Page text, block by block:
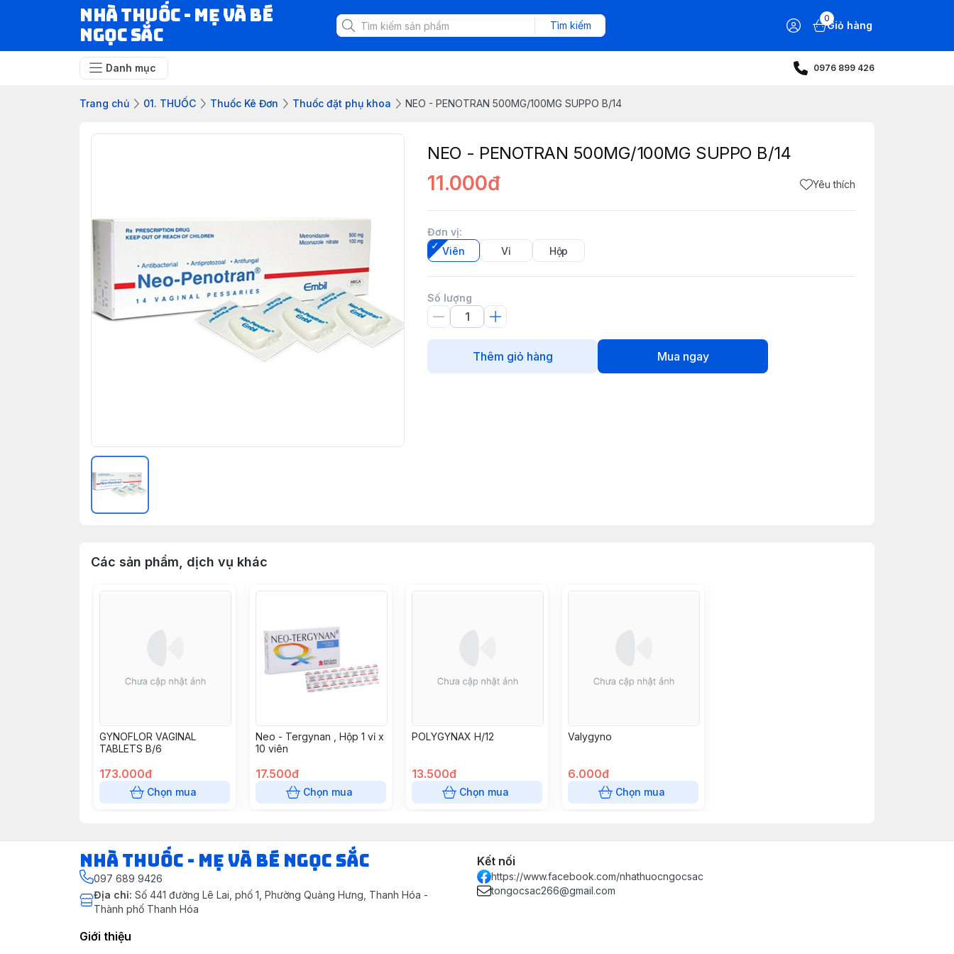
Nhà Thuốc - Mẹ và Bé
Ngọc Sắc
Tìm kiếm
0
Giỏ hàng
Danh mục 0976 899 426
Trang chủ 01. THUỐC Thuốc Kê Đơn Thuốc đặt phụ khoa NEO - PENOTRAN 500MG/100MG SUPPO B/14
NEO - PENOTRAN 500MG/100MG SUPPO B/14
11.000đ Yêu thích
Đơn vị:
Viên
Vỉ Hộp
Số lượng
Thêm giỏ hàng Mua ngay
Các sản phẩm, dịch vụ khác
GYNOFLOR VAGINAL
TABLETS B/6
173.000đ
Chọn mua
Neo - Tergynan , Hộp 1 vỉ x
10 viên
17.500đ
Chọn mua
POLYGYNAX H/12
13.500đ
Chọn mua
Valygyno
6.000đ
Chọn mua
Nhà Thuốc - Mẹ và Bé Ngọc Sắc
097 689 9426
Địa chỉ: Số 441 đường Lê Lai, phố 1, Phường Quảng Hưng, Thanh Hóa -
Thành phố Thanh Hóa
Kết nối
https://www.facebook.com/nhathuocngocsac
tongocsac266@gmail.com
Giới thiệu